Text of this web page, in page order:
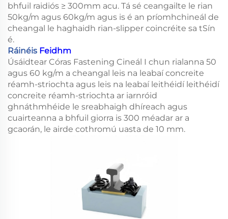
bhfuil raidiós ≥ 300mm acu. Tá sé ceangailte le rian
50kg/m agus 60kg/m agus is é an príomhchineál de
cheangal le haghaidh rian-slipper coincréite sa tSín
é.
Ráinéis Feidhm
Úsáidtear Córas Fastening Cineál I chun rialanna 50
agus 60 kg/m a cheangal leis na leabaí concreite
réamh-striochta agus leis na leabaí leithéidí leithéidí
concreite réamh-striochta ar iarnróid
ghnáthmhéide le sreabhaigh dhíreach agus
cuairteanna a bhfuil giorra is 300 méadar ar a
gcaorán, le airde cothromú uasta de 10 mm.